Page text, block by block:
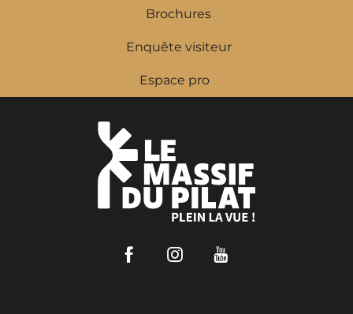
Brochures
Enquête visiteur
Espace pro
FacebookInstagram